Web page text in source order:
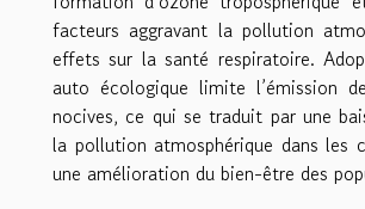
facteurs aggravant la pollution
effets sur la santé respiratoire.
auto écologique limite l’émission
nocives, ce qui se traduit par une
la pollution atmosphérique dans les
une amélioration du bien-être des